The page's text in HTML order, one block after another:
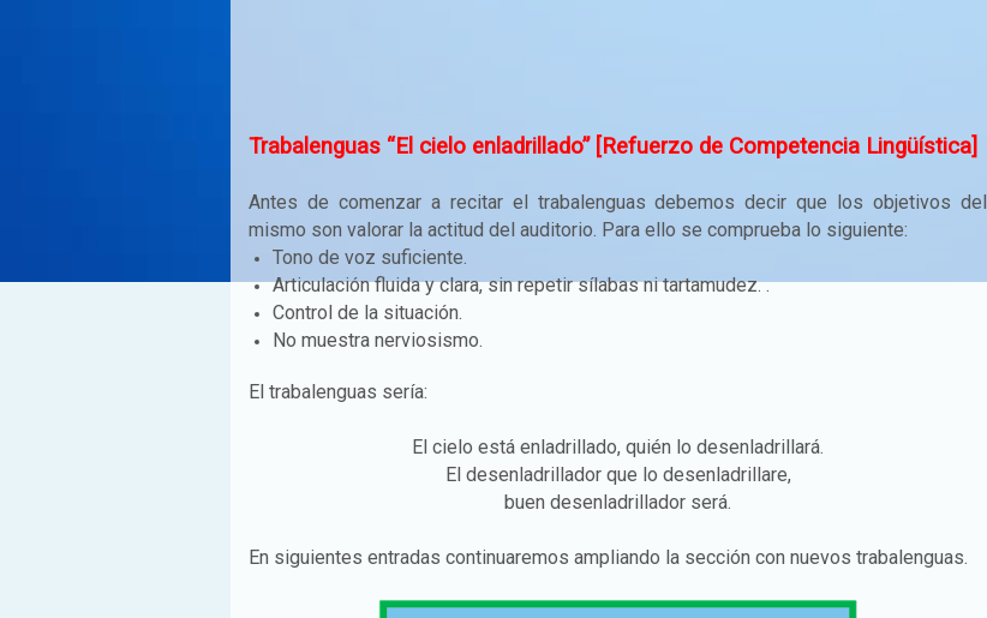
Trabalenguas “El cielo enladrillado” [Refuerzo de Competencia Lingüística]
Antes de comenzar a recitar el trabalenguas debemos decir que los objetivos del
mismo son valorar la actitud del auditorio. Para ello se comprueba lo siguiente:
Tono de voz suficiente.
Articulación fluida y clara, sin repetir sílabas ni tartamudez. .
Control de la situación.
No muestra nerviosismo.
El trabalenguas sería:
El cielo está enladrillado, quién lo desenladrillará.
El desenladrillador que lo desenladrillare,
buen desenladrillador será.
En siguientes entradas continuaremos ampliando la sección con nuevos trabalenguas.